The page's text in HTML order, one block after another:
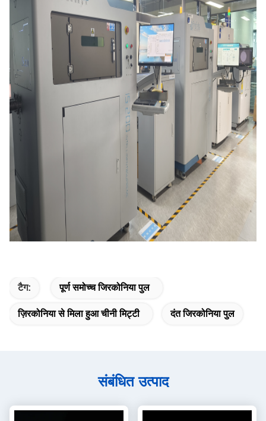
टैग: पूर्ण समोच्च जिरकोनिया पुल
ज़िरकोनिया से मिला हुआ चीनी मिट्टी दंत जिरकोनिया पुल
संबंधित उत्पाद